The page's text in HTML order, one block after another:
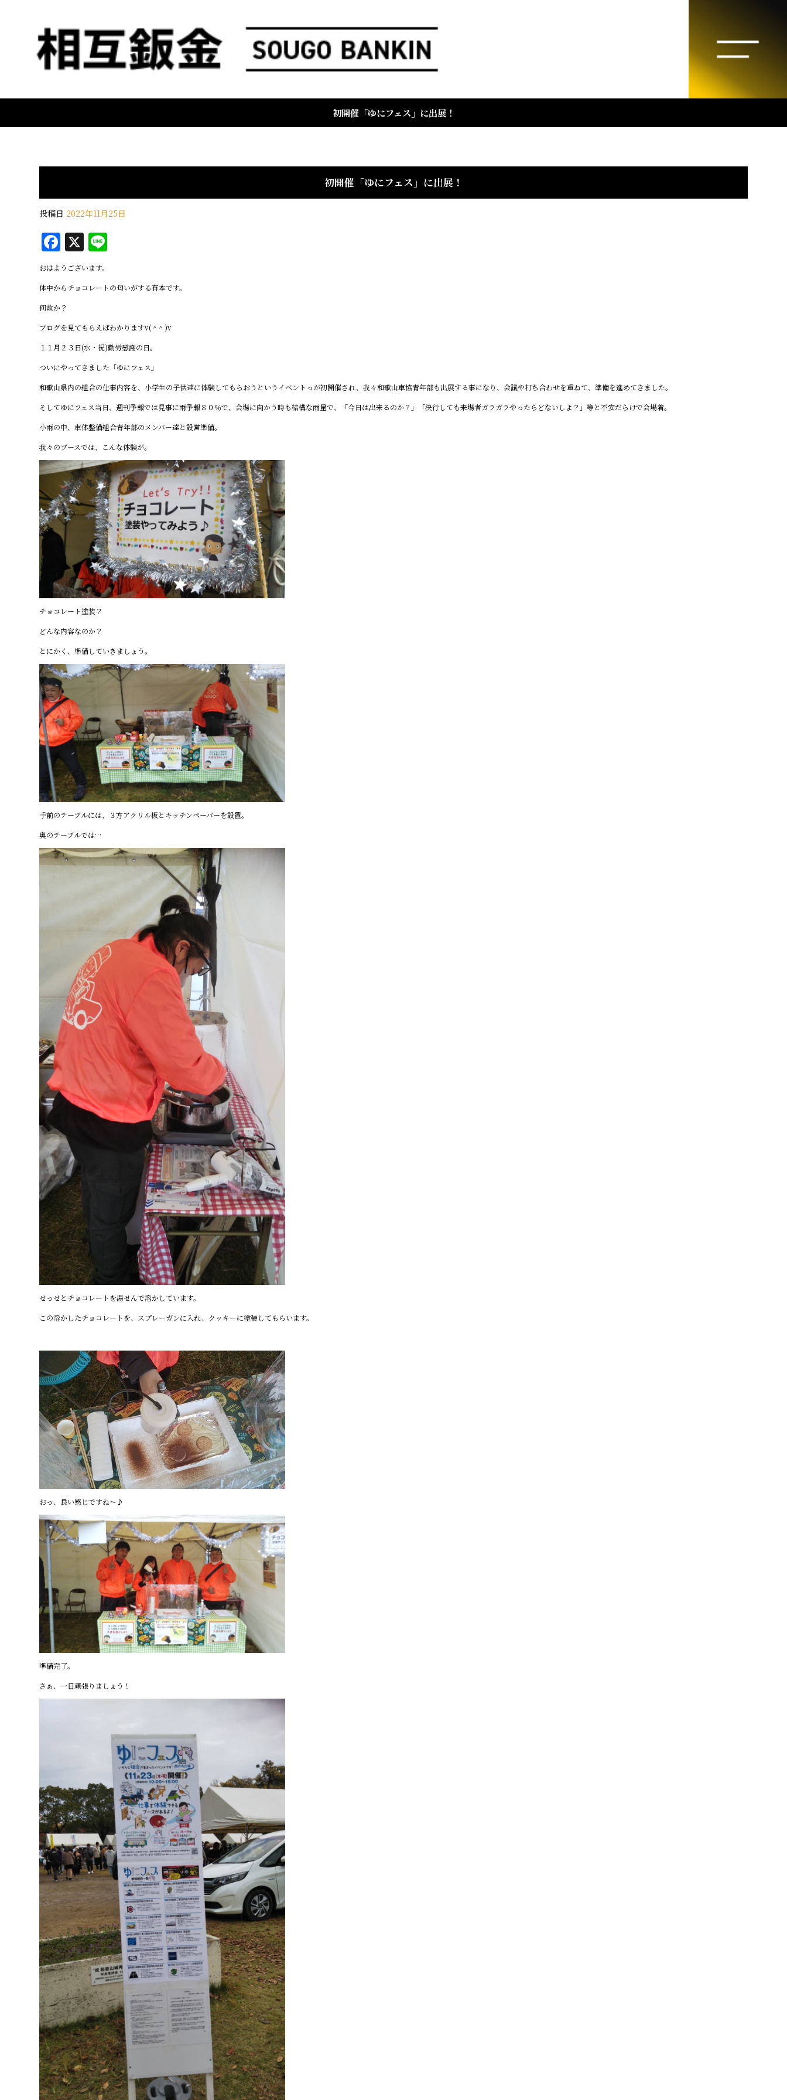
初開催「ゆにフェス」に出展！
初開催「ゆにフェス」に出展！
投稿日 2022年11月25日
F
a
c
e
b
o
o
k
X
e
おはようございます。
体中からチョコレートの匂いがする有本です。
何故か？
ブログを見てもらえばわかりますv( ^ ^ )v
１１月２３日(水・祝)勤労感謝の日。
ついにやってきました「ゆにフェス」
和歌山県内の組合の仕事内容を、小学生の子供達に体験してもらおうというイベントっが初開催され、我々和歌山車協青年部も出展する事になり、会議や打ち合わせを重ねて、準備を進めてきました。
そしてゆにフェス当日、週刊予報では見事に雨予報８０％で、会場に向かう時も結構な雨量で、「今日は出来るのか？」「決行しても来場者ガラガラやったらどないしよ？」等と不安だらけで会場着。
小雨の中、車体整備組合青年部のメンバー達と設営準備。
我々のブースでは、こんな体験が。
チョコレート塗装？
どんな内容なのか？
とにかく、準備していきましょう。
手前のテーブルには、３方アクリル板とキッチンペーパーを設置。
奥のテーブルでは…
せっせとチョコレートを湯せんで溶かしています。
この溶かしたチョコレートを、スプレーガンに入れ、クッキーに塗装してもらいます。
おっ、良い感じですね～♪
準備完了。
さぁ、一日頑張りましょう！